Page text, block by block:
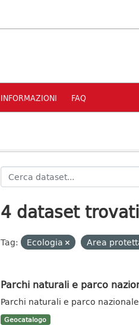
INFORMAZIONI FAQ
4 dataset trovati
Tag: Ecologia Area
Parchi naturali e parco
Parchi naturali e parco
Geocatalogo